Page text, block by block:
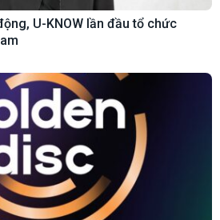
U-KNOW lần đầu tổ chức